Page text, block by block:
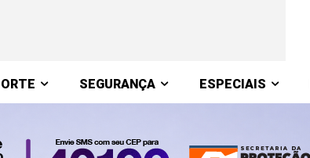
SEGURANÇA ESPECIAIS